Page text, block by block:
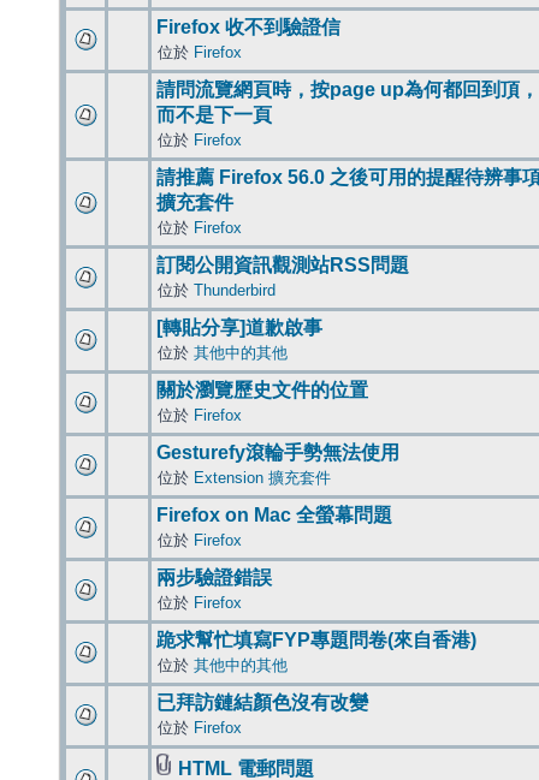
Firefox 收不到驗證信
位於 Firefox
請問流覽網頁時，按page up為何都回到頂，
而不是下一頁
位於 Firefox
請推薦 Firefox 56.0 之後可用的提醒待辨事
擴充套件
位於 Firefox
訂閱公開資訊觀測站RSS問題
位於 Thunderbird
[轉貼分享]道歉啟事
位於 其他中的其他
關於瀏覽歷史文件的位置
位於 Firefox
Gesturefy滾輪手勢無法使用
位於 Extension 擴充套件
Firefox on Mac 全螢幕問題
位於 Firefox
兩步驗證錯誤
位於 Firefox
跪求幫忙填寫FYP專題問卷(來自香港)
位於 其他中的其他
已拜訪鏈結顏色沒有改變
位於 Firefox
HTML 電郵問題